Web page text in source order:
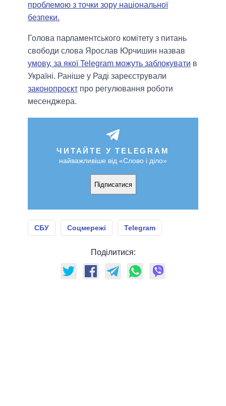
проблемою з точки зору національної
безпеки.
Голова парламентського комітету з питань
свободи слова Ярослав Юрчишин назвав
умову, за якої Telegram можуть заблокувати в
Україні. Раніше у Раді зареєстрували
законопроєкт про регулювання роботи
месенджера.
ЧИТАЙТЕ У TELEGRAM
найважливіше від «Слово і діло»
Підписатися
СБУ Соцмережі Telegram
Поділитися: